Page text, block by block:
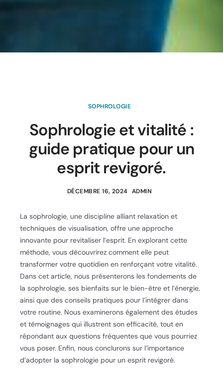
SOPHROLOGIE
Sophrologie et vitalité :
guide pratique pour un
esprit revigoré.
DÉCEMBRE 16, 2024 ADMIN
La sophrologie, une discipline alliant relaxation et
techniques de visualisation, offre une approche
innovante pour revitaliser l’esprit. En explorant cette
méthode, vous découvrirez comment elle peut
transformer votre quotidien en renforçant votre vitalité.
Dans cet article, nous présenterons les fondements de
la sophrologie, ses bienfaits sur le bien-être et l’énergie,
ainsi que des conseils pratiques pour l’intégrer dans
votre routine. Nous examinerons également des études
et témoignages qui illustrent son efficacité, tout en
répondant aux questions fréquentes que vous pourriez
vous poser. Enfin, nous conclurons sur l’importance
d’adopter la sophrologie pour un esprit revigoré.